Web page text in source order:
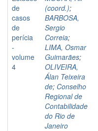
de
casos
de
perícia
-
volume
4
(coord.);
BARBOSA,
Sergio
Correia;
LIMA, Osmar
Guimarães;
OLIVEIRA,
Álan Teixeira
de; Conselho
Regional de
Contabilidade
do Rio de
Janeiro